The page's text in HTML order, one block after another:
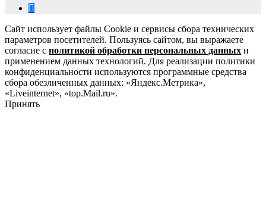
Сайт использует файлы Cookie и сервисы сбора технических
параметров посетителей. Пользуясь сайтом, вы выражаете
согласие с политикой обработки персональных данных и
применением данных технологий. Для реализации политики
конфиденциальности используются программные средства
сбора обезличенных данных: «Яндекс.Метрика»,
«Liveinternet», «top.Mail.ru».
Принять